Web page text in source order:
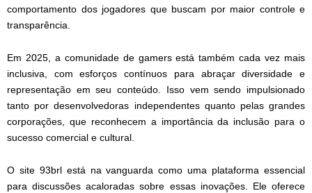
comportamento dos jogadores que buscam por maior controle e
transparência.
Em 2025, a comunidade de gamers está também cada vez mais
inclusiva, com esforços contínuos para abraçar diversidade e
representação em seu conteúdo. Isso vem sendo impulsionado
tanto por desenvolvedoras independentes quanto pelas grandes
corporações, que reconhecem a importância da inclusão para o
sucesso comercial e cultural.
O site 93brl está na vanguarda como uma plataforma essencial
para discussões acaloradas sobre essas inovações. Ele oferece